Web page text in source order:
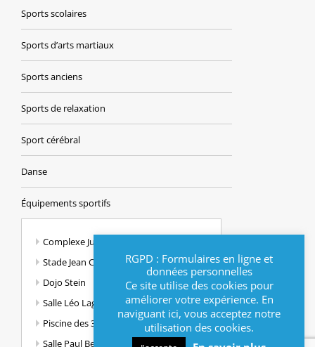
Sports scolaires
Sports d’arts martiaux
Sports anciens
Sports de relaxation
Sport cérébral
Danse
Équipements sportifs
Complexe Jules Ferry
Stade Jean Cholle
Dojo Stein
Salle Léo Lagrange
Piscine des 3 villes
Salle Paul Bert
RGPD : Formulaires en ligne et
données personnelles
Ce site utilise des cookies pour
améliorer votre expérience. En
naviguant ici, vous acceptez notre
utilisation des cookies.